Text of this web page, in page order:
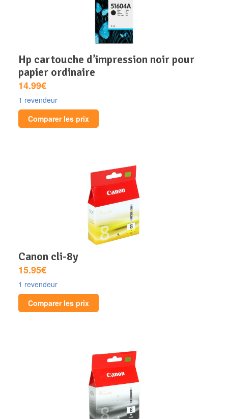
hp cartouche d’impression noir pour
papier ordinaire
14.99€
1 revendeur
Comparer les prix
canon cli-8y
15.95€
1 revendeur
Comparer les prix